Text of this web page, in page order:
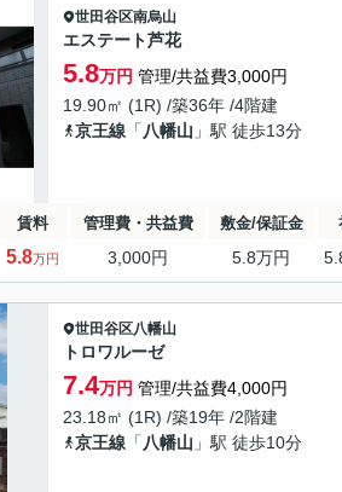
世田谷区南烏山
エステート芦花
5.8万円 管理/共益費3,000円
19.90㎡ (1R) /築36年 /4階建
京王線 「 八幡山 」駅 徒歩13分
賃料 管理費・共益費 敷金/保証金
5.8万円 3,000円 5.8万円
世田谷区八幡山
トロワルーゼ
7.4万円 管理/共益費4,000円
23.18㎡ (1R) /築19年 /2階建
京王線 「 八幡山 」駅 徒歩10分